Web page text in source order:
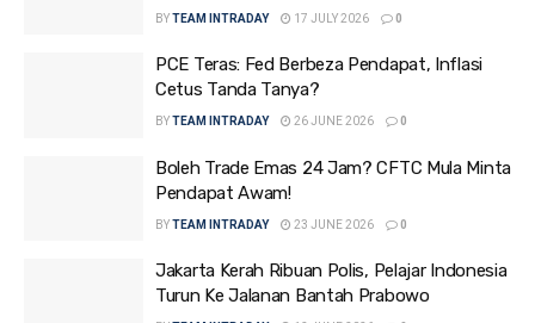
BYTEAM INTRADAY 17 JULY 2026 0
PCE Teras: Fed Berbeza Pendapat, Inflasi
Cetus Tanda Tanya?
BYTEAM INTRADAY 26 JUNE 2026 0
Boleh Trade Emas 24 Jam? CFTC Mula Minta
Pendapat Awam!
BYTEAM INTRADAY 23 JUNE 2026 0
Jakarta Kerah Ribuan Polis, Pelajar Indonesia
Turun Ke Jalanan Bantah Prabowo